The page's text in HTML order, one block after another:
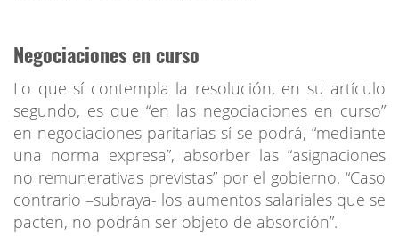
Negociaciones en curso
Lo que sí contempla la resolución, en su artículo
segundo, es que “en las negociaciones en curso”
en negociaciones paritarias sí se podrá, “mediante
una norma expresa”, absorber las “asignaciones
no remunerativas previstas” por el gobierno. “Caso
contrario –subraya- los aumentos salariales que se
pacten, no podrán ser objeto de absorción”.